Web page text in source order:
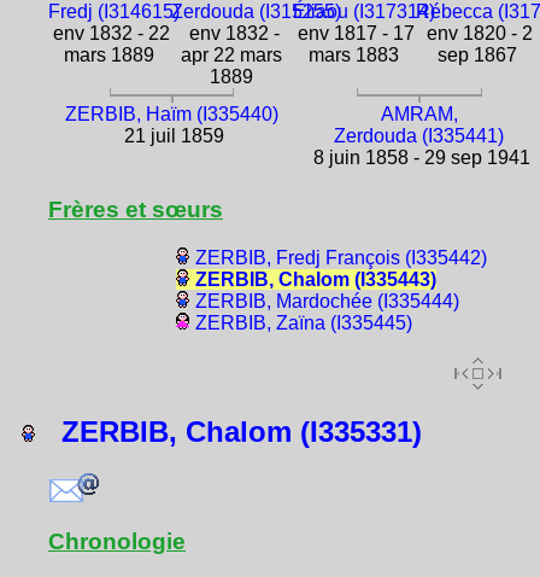
Fredj (I314615)
env 1832 - 22
mars 1889
Zerdouda (I315255)
env 1832 -
apr 22 mars
1889
Éliaou (I317314)
env 1817 - 17
mars 1883
Rébecca
env 1820 - 2
sep 1867
ZERBIB, Haïm (I335440)
21 juil 1859
AMRAM,
Zerdouda (I335441)
8 juin 1858 - 29 sep 1941
Frères et sœurs
ZERBIB, Fredj François (I335442)
ZERBIB, Chalom (I335443)
ZERBIB, Mardochée (I335444)
ZERBIB, Zaïna (I335445)
ZERBIB, Chalom (I335331)
Chronologie